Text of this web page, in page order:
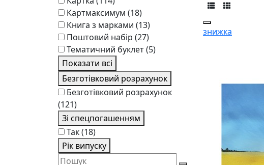
Картмаксимум (18)
Книга з марками (13)
Поштовий набір (27)
Тематичний буклет(5)
Показати всі
Безготівковий розрахунок
Безготівковий розрахунок
(121)
Зі спецпогашенням
Так(18)
Рік випуску
знижка